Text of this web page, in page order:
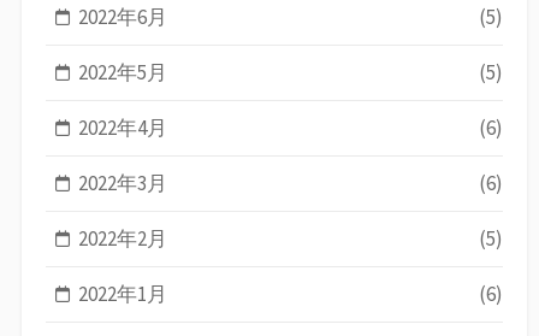
2022年6月 (5)
2022年5月 (5)
2022年4月 (6)
2022年3月 (6)
2022年2月 (5)
2022年1月 (6)